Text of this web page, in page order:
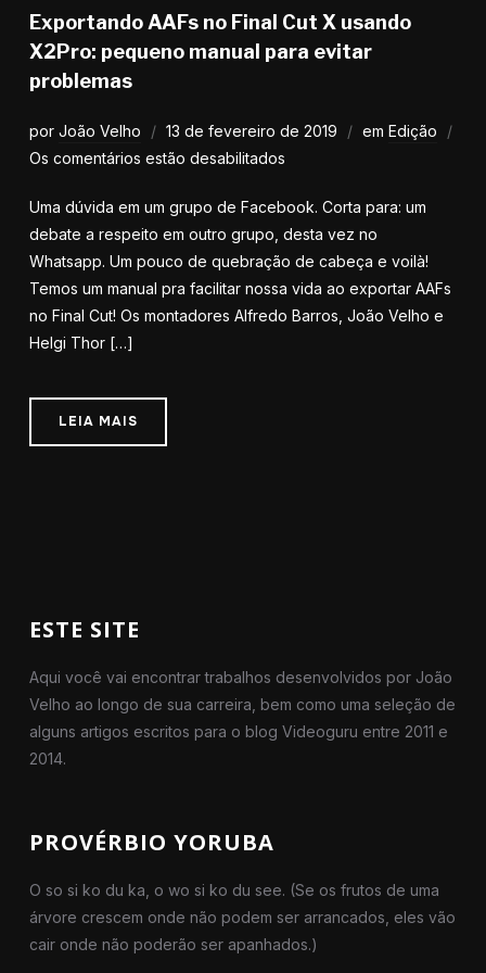
Exportando AAFs no Final Cut X usando
X2Pro: pequeno manual para evitar
problemas
por João Velho 13 de fevereiro de 2019 em Edição
Os comentários estão desabilitados
Uma dúvida em um grupo de Facebook. Corta para: um
debate a respeito em outro grupo, desta vez no
Whatsapp. Um pouco de quebração de cabeça e voilà!
Temos um manual pra facilitar nossa vida ao exportar AAFs
no Final Cut! Os montadores Alfredo Barros, João Velho e
Helgi Thor […]
LEIA MAIS
ESTE SITE
Aqui você vai encontrar trabalhos desenvolvidos por João
Velho ao longo de sua carreira, bem como uma seleção de
alguns artigos escritos para o blog Videoguru entre 2011 e
2014.
PROVÉRBIO YORUBA
O so si ko du ka, o wo si ko du see. (Se os frutos de uma
árvore crescem onde não podem ser arrancados, eles vão
cair onde não poderão ser apanhados.)